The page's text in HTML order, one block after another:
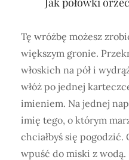
Tę wróżbę możesz
większym gronie.
włoskich na pół i
włóż po jednej
imieniem. Na jednej
imię tego, o którym
chciałbyś się
wpuść do miski z wodą.